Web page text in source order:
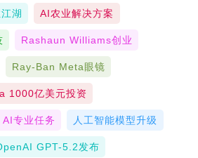
湖 AI农业解决方案
Rashaun Williams创业
Ray-Ban Meta眼镜
1000亿美元投资
AI专业任务 人工智能模型升级
GPT-5.2发布